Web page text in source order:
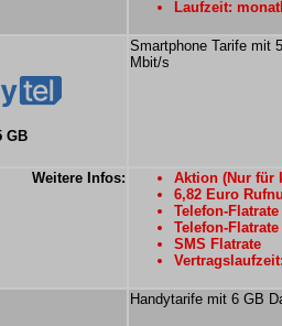
Laufzeit:
GB
Smartphone Tarife mit
Mbit/s
Weitere Infos:
Aktion (Nur für
6,82 Euro
Telefon-
Telefon-
SMS Flatrate
Handytarife mit 6 GB